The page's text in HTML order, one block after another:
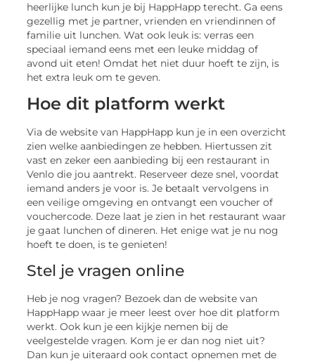
heerlijke lunch kun je bij HappHapp terecht. Ga eens
gezellig met je partner, vrienden en vriendinnen of
familie uit lunchen. Wat ook leuk is: verras een
speciaal iemand eens met een leuke middag of
avond uit eten! Omdat het niet duur hoeft te zijn, is
het extra leuk om te geven.
Hoe dit platform werkt
Via de website van HappHapp kun je in een overzicht
zien welke aanbiedingen ze hebben. Hiertussen zit
vast en zeker een aanbieding bij een restaurant in
Venlo die jou aantrekt. Reserveer deze snel, voordat
iemand anders je voor is. Je betaalt vervolgens in
een veilige omgeving en ontvangt een voucher of
vouchercode. Deze laat je zien in het restaurant waar
je gaat lunchen of dineren. Het enige wat je nu nog
hoeft te doen, is te genieten!
Stel je vragen online
Heb je nog vragen? Bezoek dan de website van
HappHapp waar je meer leest over hoe dit platform
werkt. Ook kun je een kijkje nemen bij de
veelgestelde vragen. Kom je er dan nog niet uit?
Dan kun je uiteraard ook contact opnemen met de